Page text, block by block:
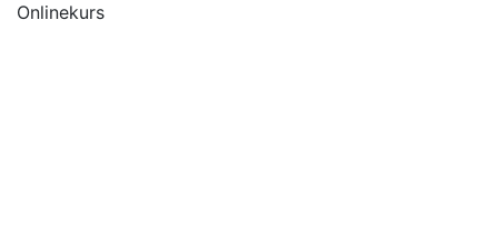
Onlinekurs